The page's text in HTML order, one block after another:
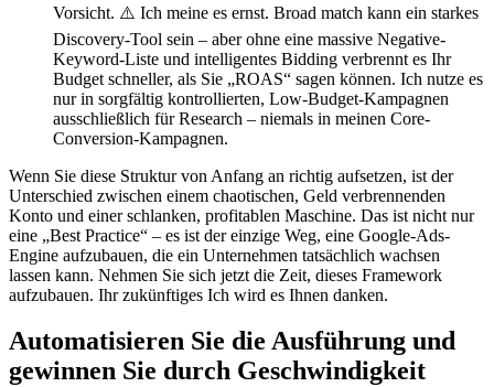
Vorsicht. ⚠️ Ich meine es ernst. Broad match kann ein starkes
Discovery-Tool sein – aber ohne eine massive Negative-
Keyword-Liste und intelligentes Bidding verbrennt es Ihr
Budget schneller, als Sie „ROAS“ sagen können. Ich nutze es
nur in sorgfältig kontrollierten, Low-Budget-Kampagnen
ausschließlich für Research – niemals in meinen Core-
Conversion-Kampagnen.
Wenn Sie diese Struktur von Anfang an richtig aufsetzen, ist der
Unterschied zwischen einem chaotischen, Geld verbrennenden
Konto und einer schlanken, profitablen Maschine. Das ist nicht nur
eine „Best Practice“ – es ist der einzige Weg, eine Google-Ads-
Engine aufzubauen, die ein Unternehmen tatsächlich wachsen
lassen kann. Nehmen Sie sich jetzt die Zeit, dieses Framework
aufzubauen. Ihr zukünftiges Ich wird es Ihnen danken.
Automatisieren Sie die Ausführung und
gewinnen Sie durch Geschwindigkeit